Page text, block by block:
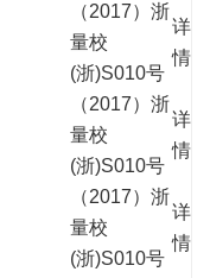
（2017）浙
量校
(浙)S010号
详
情
（2017）浙
量校
(浙)S010号
详
情
（2017）浙
量校
(浙)S010号
详
情